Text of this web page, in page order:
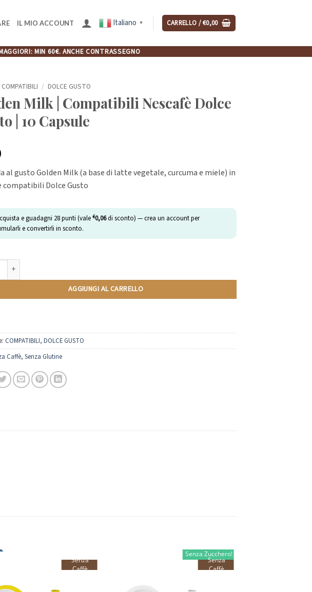
IL MIO ACCOUNT Italiano ▼ CARRELLO /€0,00
MIN 60€. ANCHE CONTRASSEGNO
COMPATIBILI / DOLCE GUSTO
Milk | Compatibili Nescafè Dolce
| 10 Capsule
al gusto Golden Milk (a base di latte vegetale, curcuma e miele) in
compatibili Dolce Gusto
e guadagni 28punti (vale €0,06di sconto) — crea un account per
e convertirli in sconto.
Milk | Compatibili Nescafè Dolce Gusto | 10 Capsule quantità
AGGIUNGI AL CARRELLO
COMPATIBILI, DOLCE GUSTO
Caffè, Senza Glutine
Senza
Caffè
Senza Zucchero!
Senza
Caffè